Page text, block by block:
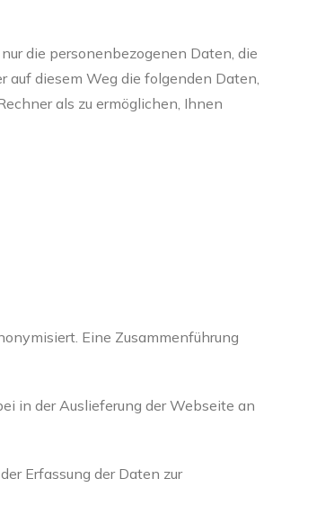
die personenbezogenen Daten, die
diesem Weg die folgenden Daten,
als zu ermöglichen, Ihnen
Eine Zusammenführung
in der Auslieferung der Webseite an
Erfassung der Daten zur